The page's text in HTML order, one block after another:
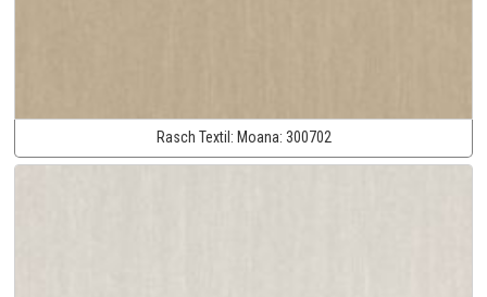
Rasch Textil: Moana: 300702